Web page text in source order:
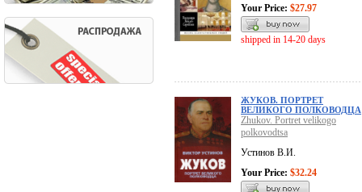
Your Price: $27.97
shipped in 14-20 days
ЖУКОВ. ПОРТРЕТ
ВЕЛИКОГО ПОЛКОВОДЦА
Zhukov. Portret velikogo
polkovodtsa
Устинов В.И.
Your Price: $32.24